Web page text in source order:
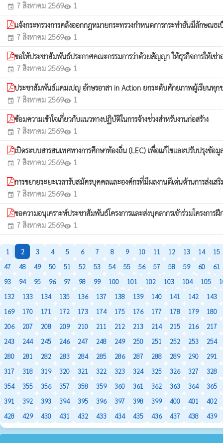
event 7 สิงหาคม 2569visibility 1
แจ้งกระทรวงการคลังออกกฎหมายกระทรวงกำหนดการกระทำอันมีลักษณธ
event 7 สิงหาคม 2569visibility 1
ขอให้ประชาสัมพันธ์ประกาศคณะกรรมการว่าด้วยสัญญา ให้ธุรกิจการให้
event 7 สิงหาคม 2569visibility 1
ประชาสัมพันธ์แคมเปญ อักษรอาสา in Action ยกระดับศักยภาพผู้เรียนทุก
event 7 สิงหาคม 2569visibility 1
ซ้อมความเข้าใจเกี่ยวกับแนวทางปฏิบัติในการจ้างช่่วงสำหรับงานก่อสร้าง
event 7 สิงหาคม 2569visibility 1
เปิดระบบสารสนเทศทางการศึกษาท้องถิ่น (LEC) เพื่อแก้ไขและปรับปรุงข้
event 7 สิงหาคม 2569visibility 1
การขยายระยะเวลารับสมัครบุคคลและองค์กรที่มีผลงานดีเด่นด้านการส่
event 7 สิงหาคม 2569visibility 1
ขอความอนุเคราะห์ประชาสัมพันธ์โครงการและส่งบุคลากรเข้าร่วมโครงการ
event 7 สิงหาคม 2569visibility 1
1 2 3 4 5 6 7 8 9 10 11 12 13 14
15
47
48 49 50 51 52 53 54 55 56 57 58 59 60
61
93
94 95 96 97 98 99 100 101 102 103 104 105
132
133 134 135 136 137 138 139 140 141 142
143
169
170 171 172 173 174 175 176 177 178 179
180
206
207 208 209 210 211 212 213 214 215 216
217
243
244 245 246 247 248 249 250 251 252 253
254
280
281 282 283 284 285 286 287 288 289 290
291
317
318 319 320 321 322 323 324 325 326 327
328
354
355 356 357 358 359 360 361 362 363 364
365
391
392 393 394 395 396 397 398 399 400 401
402
428
429 430 431 432 433 434 435 436 437 438 439